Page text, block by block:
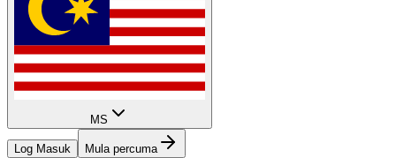
MS
Log Masuk Mula percuma